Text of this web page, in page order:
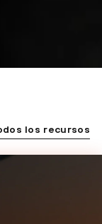
los recursos